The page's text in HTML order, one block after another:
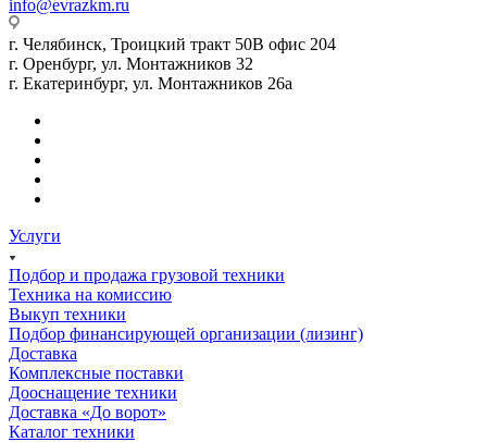
info@evrazkm.ru
г. Челябинск, Троицкий тракт 50В офис 204
г. Оренбург, ул. Монтажников 32
г. Екатеринбург, ул. Монтажников 26а
Услуги
Подбор и продажа грузовой техники
Техника на комиссию
Выкуп техники
Подбор финансирующей организации (лизинг)
Доставка
Комплексные поставки
Дооснащение техники
Доставка «До ворот»
Каталог техники